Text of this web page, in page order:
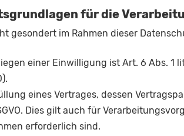
für die
gesondert im Rahmen dieser
einer Einwilligung ist Art. 6 Abs. 1
eines Vertrages, dessen
Dies gilt auch für
erforderlich sind.